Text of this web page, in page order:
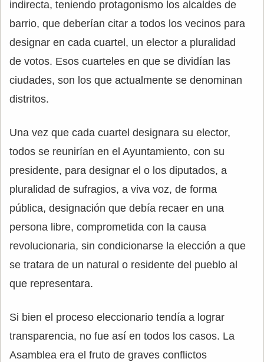
indirecta, teniendo protagonismo los alcaldes de
barrio, que deberían citar a todos los vecinos para
designar en cada cuartel, un elector a pluralidad
de votos. Esos cuarteles en que se dividían las
ciudades, son los que actualmente se denominan
distritos.
Una vez que cada cuartel designara su elector,
todos se reunirían en el Ayuntamiento, con su
presidente, para designar el o los diputados, a
pluralidad de sufragios, a viva voz, de forma
pública, designación que debía recaer en una
persona libre, comprometida con la causa
revolucionaria, sin condicionarse la elección a que
se tratara de un natural o residente del pueblo al
que representara.
Si bien el proceso eleccionario tendía a lograr
transparencia, no fue así en todos los casos. La
Asamblea era el fruto de graves conflictos